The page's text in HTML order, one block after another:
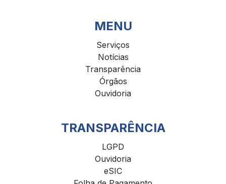
MENU
Serviços
Notícias
Transparência
Órgãos
Ouvidoria
TRANSPARÊNCIA
LGPD
Ouvidoria
eSIC